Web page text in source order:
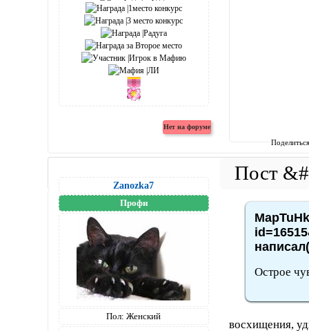
Zanozka7
Профи
Пол: Женский
Острое
восхищения,